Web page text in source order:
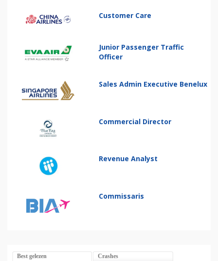
Customer Care
Junior Passenger Traffic
Officer
Sales Admin Executive Benelux
Commercial Director
Revenue Analyst
Commissaris
Best gelezen Crashes